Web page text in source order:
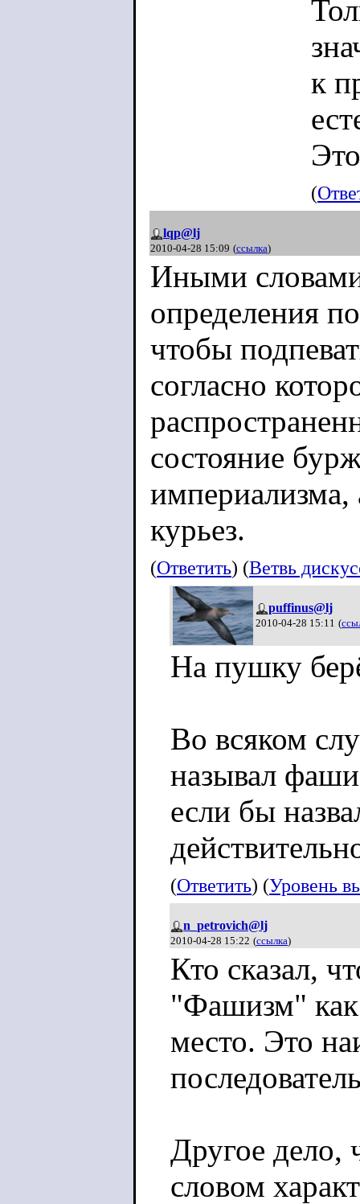
к
(
lqp@lj
2010-04-28 15:09 (ссылка)
Иными
определения
чтобы
согласно
состояние
империализма,
курьез.
(Ответить) (Ветвь
puffinus@lj
2010-04-28 15:11 (
На пушку
Во всяком
называл
если бы
(Ответить) (Уровень
n_petrovich@lj
2010-04-28 15:22 (ссылка)
Кто сказал,
"Фашизм" как
место. Это
Другое дело,
словом